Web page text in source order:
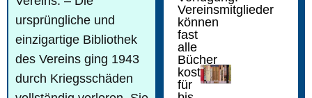
ursprüngliche und
einzigartige Bibliothek
des Vereins ging 1943
durch Kriegsschäden
Vereinsmitglieder
können
fast
alle
Bücher
kostenlos
für